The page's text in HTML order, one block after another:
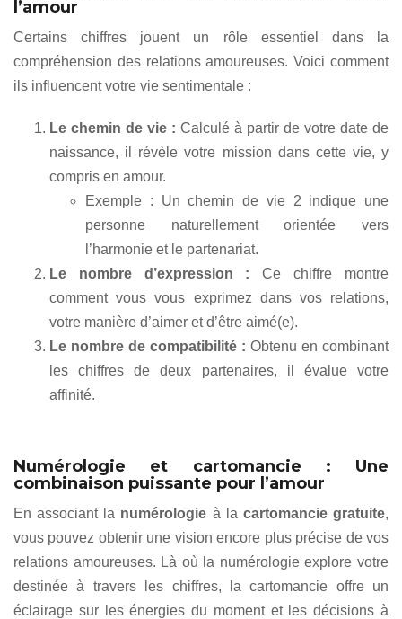
l’amour
Certains chiffres jouent un rôle essentiel dans la
compréhension des relations amoureuses. Voici comment
ils influencent votre vie sentimentale :
Le chemin de vie : Calculé à partir de votre date de
naissance, il révèle votre mission dans cette vie, y
compris en amour.
Exemple : Un chemin de vie 2 indique une
personne naturellement orientée vers
l’harmonie et le partenariat.
Le nombre d’expression : Ce chiffre montre
comment vous vous exprimez dans vos relations,
votre manière d’aimer et d’être aimé(e).
Le nombre de compatibilité : Obtenu en combinant
les chiffres de deux partenaires, il évalue votre
affinité.
Numérologie et cartomancie : Une
combinaison puissante pour l’amour
En associant la numérologie à la cartomancie gratuite,
vous pouvez obtenir une vision encore plus précise de vos
relations amoureuses. Là où la numérologie explore votre
destinée à travers les chiffres, la cartomancie offre un
éclairage sur les énergies du moment et les décisions à